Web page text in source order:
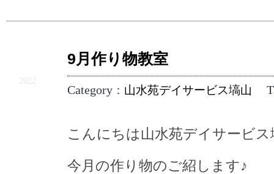
2022
9月作り物教室
Category ： 山水苑デイサービス塙山
こんにちは山水苑デイサービ
今月の作り物のご紹します♪